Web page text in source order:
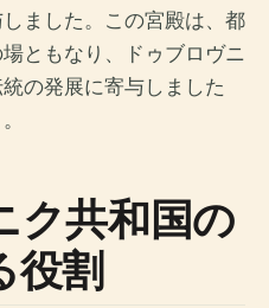
ました。この宮殿は、都
ともなり、ドゥブロヴニ
の発展に寄与しました
ク共和国の
役割